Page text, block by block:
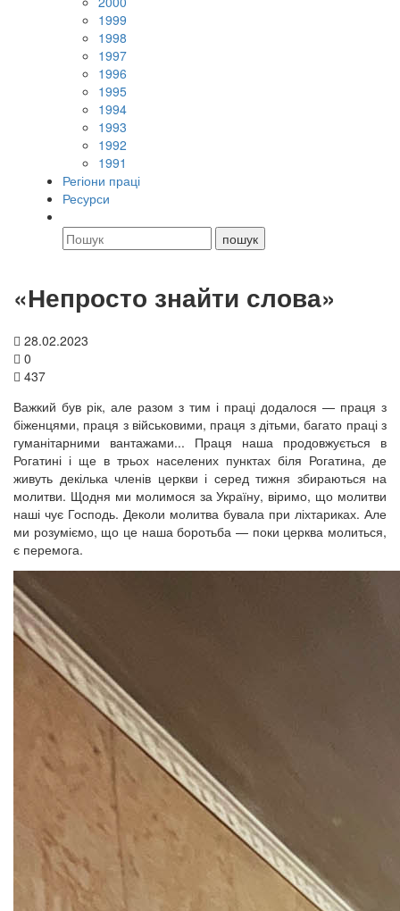
1999
1998
1997
1996
1995
1994
1993
1992
1991
Регіони праці
Ресурси
«Непросто знайти слова»
28.02.2023
0
437
Важкий був рік, але разом з тим і праці додалося — праця з
біженцями, праця з військовими, праця з дітьми, багато праці з
гуманітарними вантажами... Праця наша продовжується в
Рогатині і ще в трьох населених пунктах біля Рогатина, де
живуть декілька членів церкви і серед тижня збираються на
молитви. Щодня ми молимося за Україну, віримо, що молитви
наші чує Господь. Деколи молитва бувала при ліхтариках. Але
ми розуміємо, що це наша боротьба — поки церква молиться,
є перемога.